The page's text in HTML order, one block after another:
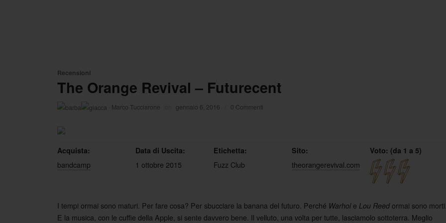
Recensioni
The Orange Revival – Futurecent
Marco Tucciarone gennaio 6, 2016 0 Commenti
Acquista: Data di Uscita: Etichetta: Sito: Voto: (da 1 a 5)
bandcamp 1 ottobre 2015 Fuzz Club theorangerevival.com
I tempi ormai sono maturi. Per fare cosa? Per sbucciare la banana del futuro. Perché Warhole Lou Reedormai sono morti.
E la musica, con le cuffie della Apple, si sente davvero bene. Il velluto, una volta per tutte, lasciamolo sottoterra. Meglio